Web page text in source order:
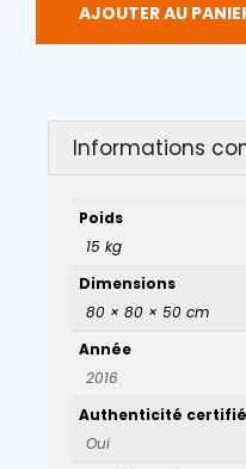
AJOUTER AU
Informations
Poids
15 kg
Dimensions
80 × 80 × 50 cm
Année
2016
Authenticité
Oui